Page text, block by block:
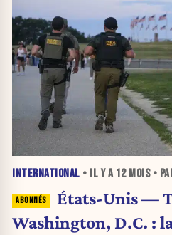
INTERNATIONAL • IL Y A 12 MOIS•
États-Unis —
Washington, D.C. :